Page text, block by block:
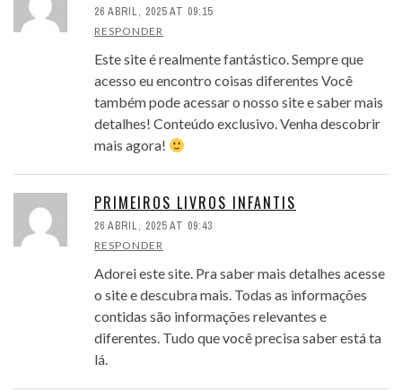
26 ABRIL, 2025 AT 09:15
RESPONDER
Este site é realmente fantástico. Sempre que
acesso eu encontro coisas diferentes Você
também pode acessar o nosso site e saber mais
detalhes! Conteúdo exclusivo. Venha descobrir
mais agora!
PRIMEIROS LIVROS INFANTIS
26 ABRIL, 2025 AT 09:43
RESPONDER
Adorei este site. Pra saber mais detalhes acesse
o site e descubra mais. Todas as informações
contidas são informações relevantes e
diferentes. Tudo que você precisa saber está ta
lá.